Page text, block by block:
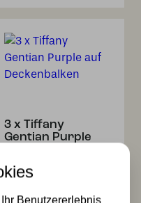
3 x Tiffany
Gentian Purple
499,99
Benutzererlebnis